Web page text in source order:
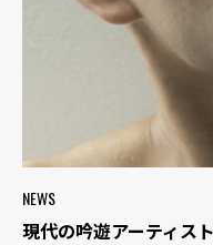
NEWS
現代の吟遊アーティス